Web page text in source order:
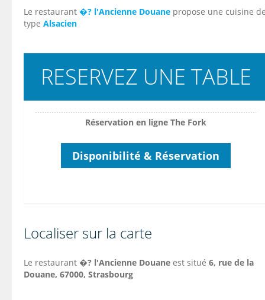
Le restaurant �? l'Ancienne Douane propose une cuisine
type Alsacien
RESERVEZ UNE TABLE
Réservation en ligne The Fork
Disponibilité & Réservation
Localiser sur la carte
Le restaurant �? l'Ancienne Douane est situé 6, rue de la
Douane, 67000, Strasbourg